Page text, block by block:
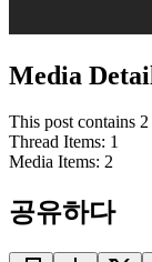
Media
This post contains 2
Thread Items: 1
Media Items: 2
공유하다